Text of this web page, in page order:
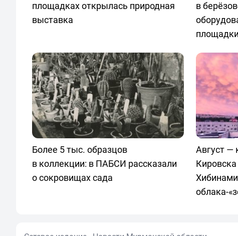
площадках открылась природная
выставка
в
площадки
Более 5 тыс. образцов
в коллекции: в ПАБСИ рассказали
о сокровищах сада
Август —
облака-